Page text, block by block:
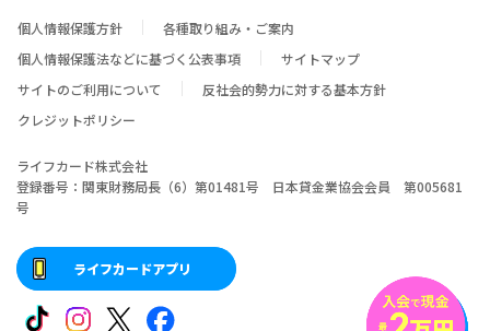
個人情報保護方針
各種取り組み・ご案内
個人情報保護法などに基づく公表事項
サイトマップ
サイトのご利用について
反社会的勢力に対する基本方針
クレジットポリシー
ライフカード株式会社
登録番号：関東財務局長（6）第01481号 日本貸金業協会会員 第005681
号
ライフカードアプリ